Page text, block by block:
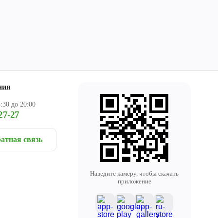
до 20:00
27
связь
Наведите камеру, чтобы скачать
приложение